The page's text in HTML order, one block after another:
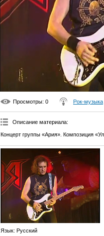
Просмотры: 0 Рок-музыка
Описание материала:
Концерт группы «Ария». Композиция
Язык: Русский